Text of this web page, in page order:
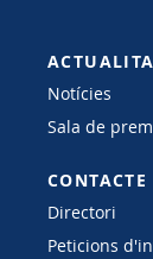
Notícies
Sala de
CONTACTE
Directori
Peticions